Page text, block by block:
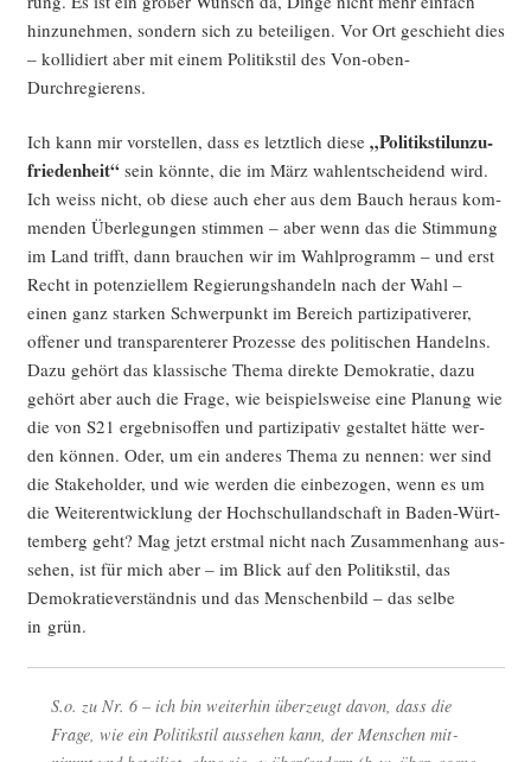
hin­zu­neh­men, son­dern sich zu betei­li­gen. Vor Ort geschieht dies
– kol­li­diert aber mit einem Poli­tik­stil des Von-oben-
Durchregierens.
Ich kann mir vor­stel­len, dass es letzt­lich die­se „Poli­tik­sti­lun­zu­
frie­den­heit“sein könn­te, die im März wahl­ent­schei­dend wird.
Ich weiss nicht, ob die­se auch eher aus dem Bauch her­aus kom­
men­den Über­le­gun­gen stim­men – aber wenn das die Stim­mung
im Land trifft, dann brau­chen wir im Wahl­pro­gramm – und erst
Recht in poten­zi­el­lem Regie­rungs­han­deln nach der Wahl –
einen ganz star­ken Schwer­punkt im Bereich par­ti­zi­pa­ti­ve­rer,
offe­ner und trans­pa­ren­te­rer Pro­zes­se des poli­ti­schen Han­delns.
Dazu gehört das klas­si­sche The­ma direk­te Demo­kra­tie, dazu
gehört aber auch die Fra­ge, wie bei­spiels­wei­se eine Pla­nung wie
die von S21 ergeb­nis­of­fen und par­ti­zi­pa­tiv gestal­tet hät­te wer­
den kön­nen. Oder, um ein ande­res The­ma zu nen­nen: wer sind
die Stake­hol­der, und wie wer­den die ein­be­zo­gen, wenn es um
die Wei­ter­ent­wick­lung der Hoch­schul­land­schaft in Baden-Würt­
tem­berg geht? Mag jetzt erst­mal nicht nach Zusam­men­hang aus­
se­hen, ist für mich aber – im Blick auf den Poli­tik­stil, das
Demo­kra­tie­ver­ständ­nis und das Men­schen­bild – das sel­be
in grün.
S.o. zu Nr. 6 – ich bin wei­ter­hin über­zeugt davon, dass die
Fra­ge, wie ein Poli­tik­stil aus­se­hen kann, der Men­schen mit­